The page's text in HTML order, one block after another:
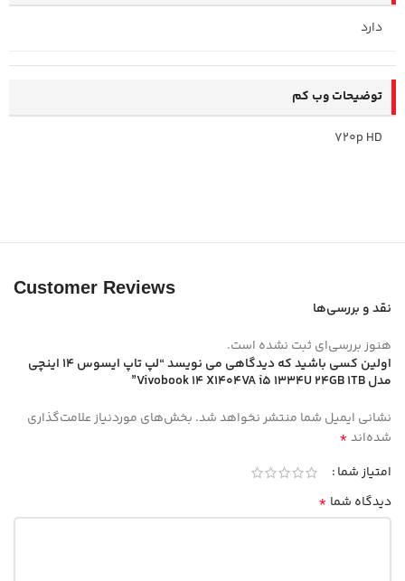
دارد
توضیحات وب کم
720p HD
Customer Reviews
نقد و بررسی‌ها
هنوز بررسی‌ای ثبت نشده است.
اولین کسی باشید که دیدگاهی می نویسد “لپ تاپ ایسوس 14 اینچی
مدل Vivobook 14 X1404VA i5 1334U 24GB 1TB”
نشانی ایمیل شما منتشر نخواهد شد. بخش‌های موردنیاز علامت‌گذاری
شده‌اند*
امتیاز شما
دیدگاه شما *